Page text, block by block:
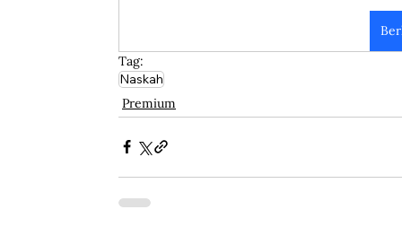
Tag:
Naskah
Premium